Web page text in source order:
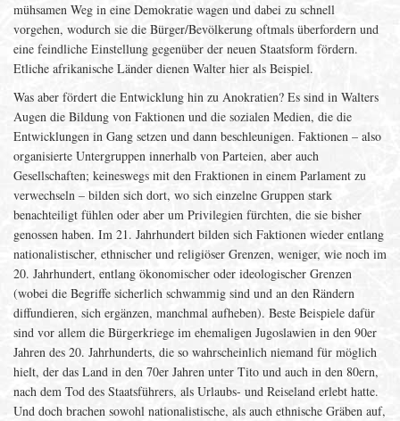
mühsamen Weg in eine Demokratie wagen und dabei zu schnell
vorgehen, wodurch sie die Bürger/Bevölkerung oftmals überfordern und
eine feindliche Einstellung gegenüber der neuen Staatsform fördern.
Etliche afrikanische Länder dienen Walter hier als Beispiel.
Was aber fördert die Entwicklung hin zu Anokratien? Es sind in Walters
Augen die Bildung von Faktionen und die sozialen Medien, die die
Entwicklungen in Gang setzen und dann beschleunigen. Faktionen – also
organisierte Untergruppen innerhalb von Parteien, aber auch
Gesellschaften; keineswegs mit den Fraktionen in einem Parlament zu
verwechseln – bilden sich dort, wo sich einzelne Gruppen stark
benachteiligt fühlen oder aber um Privilegien fürchten, die sie bisher
genossen haben. Im 21. Jahrhundert bilden sich Faktionen wieder entlang
nationalistischer, ethnischer und religiöser Grenzen, weniger, wie noch im
20. Jahrhundert, entlang ökonomischer oder ideologischer Grenzen
(wobei die Begriffe sicherlich schwammig sind und an den Rändern
diffundieren, sich ergänzen, manchmal aufheben). Beste Beispiele dafür
sind vor allem die Bürgerkriege im ehemaligen Jugoslawien in den 90er
Jahren des 20. Jahrhunderts, die so wahrscheinlich niemand für möglich
hielt, der das Land in den 70er Jahren unter Tito und auch in den 80ern,
nach dem Tod des Staatsführers, als Urlaubs- und Reiseland erlebt hatte.
Und doch brachen sowohl nationalistische, als auch ethnische Gräben auf,